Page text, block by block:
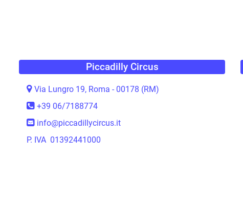
Piccadilly Circus
Via Lungro 19, Roma - 00178 (RM)
+39 06/7188774
info@piccadillycircus.it
P. IVA 01392441000